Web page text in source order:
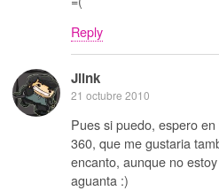
Reply
Jlink
21 octubre 2010
Pues si puedo, espero
360, que me gustaria
encanto, aunque no
aguanta :)